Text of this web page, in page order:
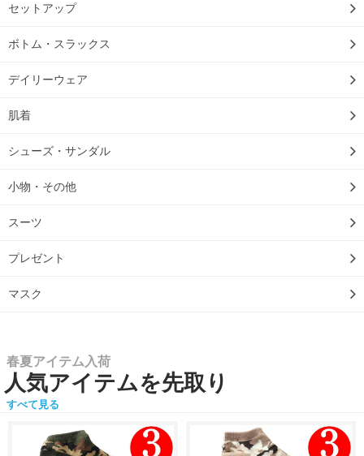
セットアップ
ボトム・スラックス
デイリーウェア
肌着
シューズ・サンダル
小物・その他
スーツ
プレゼント
マスク
春夏アイテム入荷
人気アイテムを先取り
すべて見る